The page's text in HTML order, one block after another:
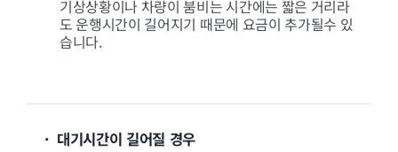
기상상황이나 차량이 붐비는 시간에는 짧은 거리라
도 운행시간이 길어지기 때문에 요금이 추가될수 있
습니다.
· 대기시간이 길어질 경우